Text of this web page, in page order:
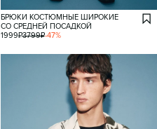
БРЮКИ КОСТЮМНЫЕ ШИРОКИЕ
СО СРЕДНЕЙ ПОСАДКОЙ
1999₽3799₽-47%